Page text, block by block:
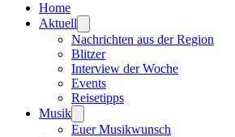
Home
Aktuell
Nachrichten aus der Region
Blitzer
Interview der Woche
Events
Reisetipps
Musik
Euer Musikwunsch